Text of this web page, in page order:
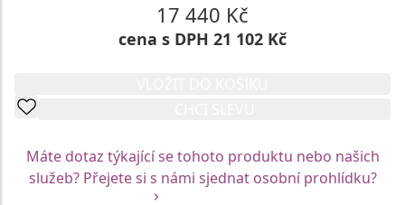
17 440 Kč
cena s DPH 21 102 Kč
Máte dotaz týkající se tohoto produktu nebo našich
služeb? Přejete si s námi sjednat osobní prohlídku?